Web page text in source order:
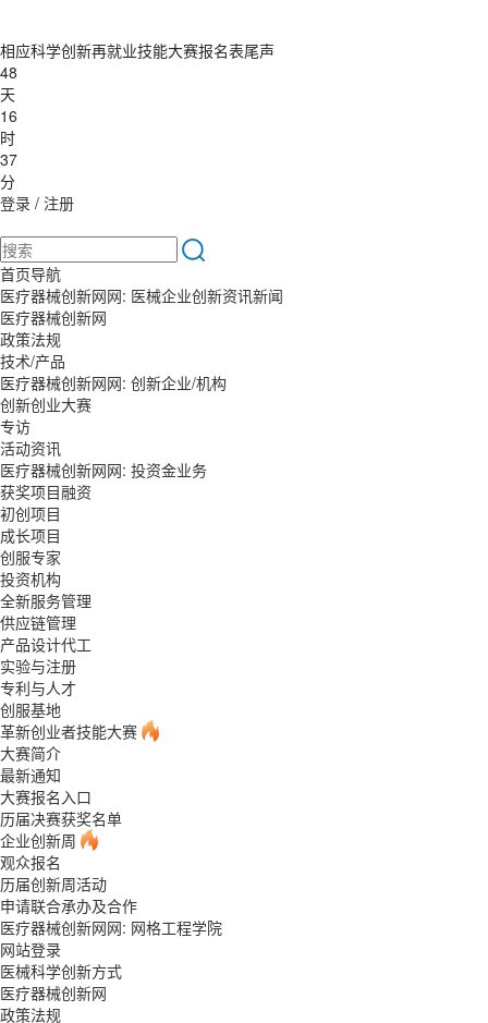
相应科学创新再就业技能大赛报名表尾声
48
天
16
时
37
分
登录 / 注册
首页导航
医疗器械创新网网: 医械企业创新资讯新闻
医疗器械创新网
政策法规
技术/产品
医疗器械创新网网: 创新企业/机构
创新创业大赛
专访
活动资讯
医疗器械创新网网: 投资金业务
获奖项目融资
初创项目
成长项目
创服专家
投资机构
全新服务管理
供应链管理
产品设计代工
实验与注册
专利与人才
创服基地
革新创业者技能大赛
大赛简介
最新通知
大赛报名入口
历届决赛获奖名单
企业创新周
观众报名
历届创新周活动
申请联合承办及合作
医疗器械创新网网: 网格工程学院
网站登录
医械科学创新方式
医疗器械创新网
政策法规